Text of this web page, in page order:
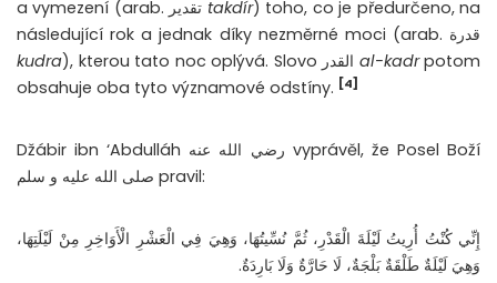
takdír) toho, co je předurčeno, na
následující rok a jednak díky nezměrné moci (arab. قدرة
kudra
al-kadrpotom
obsahuje oba tyto významové odstíny. [4]
Džábir ibn ‘Abdulláh رضي الله عنه vyprávěl, že Posel Boží
صلى الله عليه و سلم pravil:
إِنِّي كُنْتُ أُرِيتُ لَيْلَةَ الْقَدْرِ، ثُمَّ نُسِّيتُهَا، وَهِيَ فِي الْعَشْرِ الْأَوَاخِرِ مِنْ لَيْلَتِهَا،
وَهِيَ لَيْلَةٌ طَلْقَةٌ بَلْجَةٌ، لَا حَارَّةٌ وَلَا بَارِدَةٌ.